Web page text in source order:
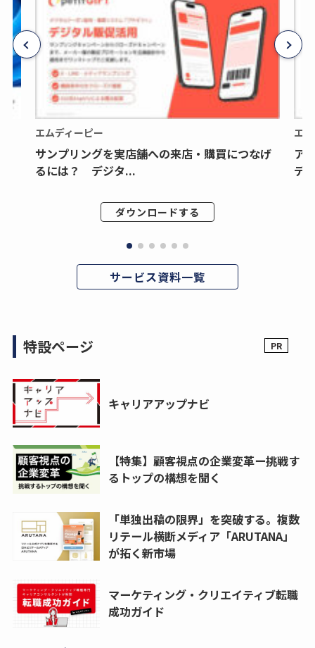
エムディーピー
サンプリングを実店舗への来店・購買につなげ
るには？ デジタ...
ダウンロードする
エ
ア
デ
サービス資料一覧
特設ページ
キャリアアップナビ
【特集】顧客視点の企業変革ー挑戦す
るトップの構想を聞く
「単独出稿の限界」を突破する。複数
リテール横断メディア「ARUTANA」
が拓く新市場
マーケティング・クリエイティブ転職
成功ガイド